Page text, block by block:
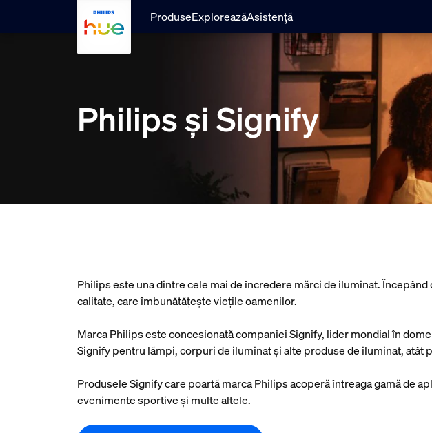
Sari la conținutul principal
ProduseExploreazăAsistență
Philips și Signify
Philips este una dintre cele mai de încredere mărci de iluminat.
calitate, care îmbunătățește viețile oamenilor.
Marca Philips este concesionată companiei Signify, lider mondial în
Signify pentru lămpi, corpuri de iluminat și alte produse de iluminat, atât
Produsele Signify care poartă marca Philips acoperă întreaga gamă de
evenimente sportive și multe altele.